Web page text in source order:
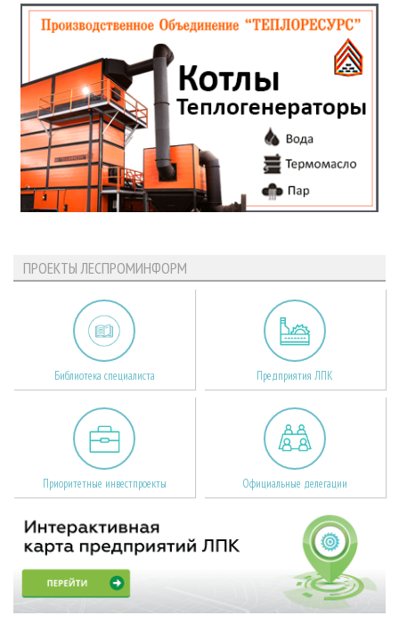
ПРОЕКТЫ ЛЕСПРОМИНФОРМ
Библиотека специалиста Предприятия ЛПК
Приоритетные инвестпроекты Официальные делегации